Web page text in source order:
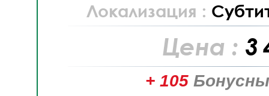
Локализация :
Цена : 3
+ 105